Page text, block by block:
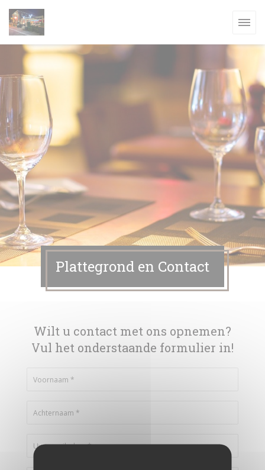
Plattegrond en Contact
Wilt u contact met ons opnemen?
Vul het onderstaande formulier in!